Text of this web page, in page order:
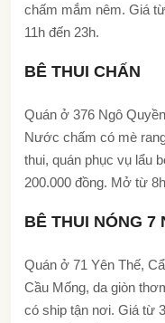
chấm mắm nêm. Giá
11h đến 23h.
BÊ THUI CHẤN
Quán ở 376 Ngô
Nước chấm có mè
thui, quán phục vụ lẩu
200.000 đồng. Mở từ
BÊ THUI NÓNG 7
Quán ở 71 Yên Thế,
Cầu Mống, da giòn
có ship tận nơi. Giá từ